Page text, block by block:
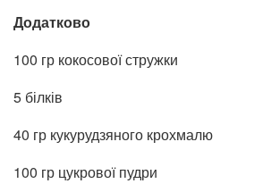
Додатково
100 гр кокосової стружки
5 білків
40 гр кукурудзяного крохмалю
100 гр цукрової пудри